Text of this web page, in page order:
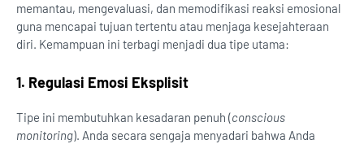
memantau, mengevaluasi, dan memodifikasi reaksi emosional
guna mencapai tujuan tertentu atau menjaga kesejahteraan
diri. Kemampuan ini terbagi menjadi dua tipe utama:
1. Regulasi Emosi Eksplisit
Tipe ini membutuhkan kesadaran penuh (conscious
monitoring). Anda secara sengaja menyadari bahwa Anda